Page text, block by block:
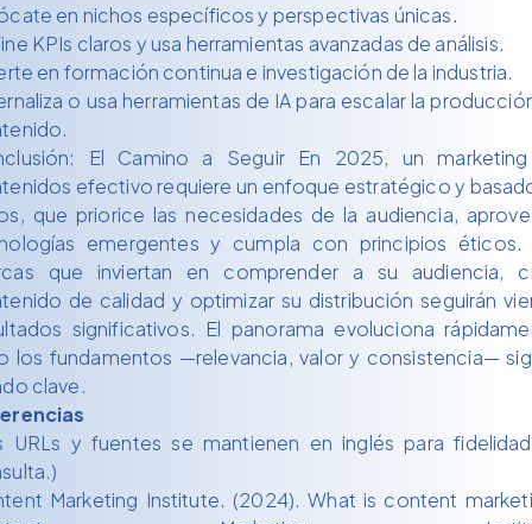
en nichos específicos y perspectivas únicas.
KPIs claros y usa herramientas avanzadas de análisis.
en formación continua e investigación de la industria.
o usa herramientas de IA para escalar la
El Camino a Seguir En 2025, un
efectivo requiere un enfoque estratégico y
que priorice las necesidades de la audiencia,
emergentes y cumpla con principios éticos.
que inviertan en comprender a su audiencia,
de calidad y optimizar su distribución seguirán
significativos. El panorama evoluciona
los fundamentos —relevancia, valor y consistencia—
clave.
URLs y fuentes se mantienen en inglés para
Marketing Institute. (2024). What is content